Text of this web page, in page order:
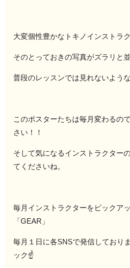
大変個性豊かなトキノインストラ
そのとっておきの写真がズラリと
普段のレッスンでは見れないような
このポスターたちは毎月変わるの
さい！！
そして気になるインストラクター
てくださいね。
毎月インストラクターをピックア
「GEAR」
毎月１日に各SNSで発信しており
ック☝️